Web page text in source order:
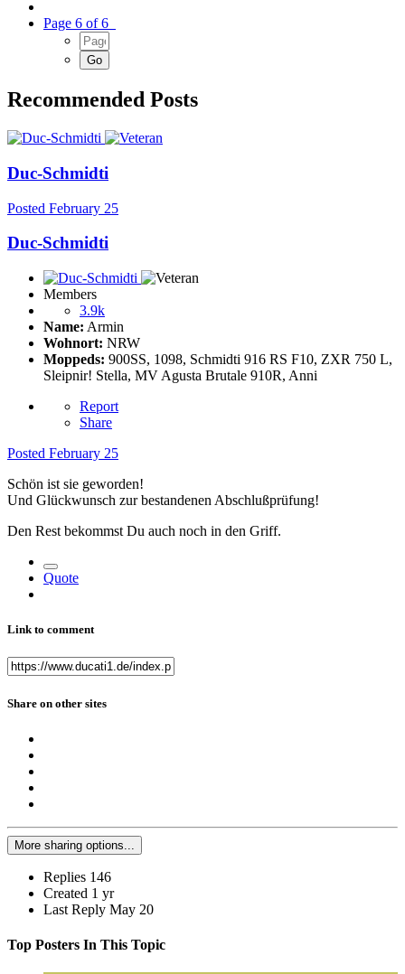
Page 6 of 6
Recommended Posts
Duc-Schmidti
Posted February 25
Duc-Schmidti
Members
3.9k
Name: Armin
Wohnort: NRW
Moppeds: 900SS, 1098, Schmidti 916 RS F10, ZXR 750 L,
Sleipnir! Stella, MV Agusta Brutale 910R, Anni
Report
Share
Posted February 25
Schön ist sie geworden!
Und Glückwunsch zur bestandenen Abschlußprüfung!
Den Rest bekommst Du auch noch in den Griff.
Quote
Link to comment
Share on other sites
More sharing options...
Replies 146
Created 1 yr
Last Reply May 20
Top Posters In This Topic